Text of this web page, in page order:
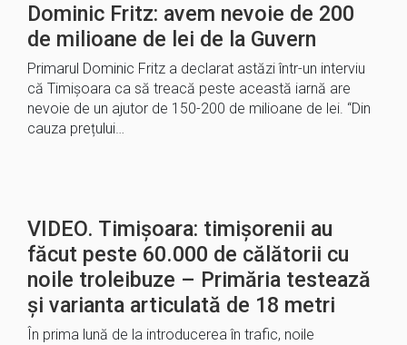
Dominic Fritz: avem nevoie de 200
de milioane de lei de la Guvern
Primarul Dominic Fritz a declarat astăzi într-un interviu
că Timișoara ca să treacă peste această iarnă are
nevoie de un ajutor de 150-200 de milioane de lei. “Din
cauza prețului…
VIDEO. Timișoara: timișorenii au
făcut peste 60.000 de călătorii cu
noile troleibuze – Primăria testează
și varianta articulată de 18 metri
În prima lună de la introducerea în trafic, noile